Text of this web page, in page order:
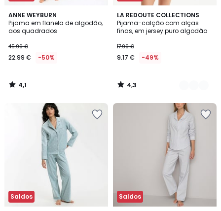
ANNE WEYBURN
Pijama em flanela de algodão,
aos quadrados
45.99 €
22.99 € -50%
4,1
/ 5
4,1
/
LA REDOUTE COLLECTIONS
Pijama-calção com alças
finas, em jersey puro algodão
17.99 €
9.17 € -49%
4,3
/ 5
2
Cores
4,3
/
Saldos Saldos